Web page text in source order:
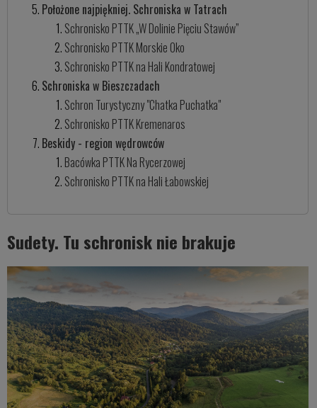
Położone najpiękniej. Schroniska w Tatrach
Schronisko PTTK „W Dolinie Pięciu Stawów”
Schronisko PTTK Morskie Oko
Schronisko PTTK na Hali Kondratowej
Schroniska w Bieszczadach
Schron Turystyczny "Chatka Puchatka"
Schronisko PTTK Kremenaros
Beskidy - region wędrowców
Bacówka PTTK Na Rycerzowej
Schronisko PTTK na Hali Łabowskiej
Sudety. Tu schronisk nie brakuje